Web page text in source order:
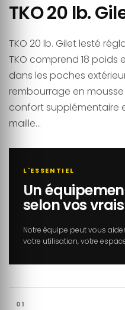
TKO 20 lb.
TKO 20 lb. Gilet lesté
TKO comprend 18 poids
dans les poches
rembourrage en
confort supplémentaire
maille...
L'ESSENTIEL
Un
selon vos
Notre équipe peut vous
votre utilisation, votre
01